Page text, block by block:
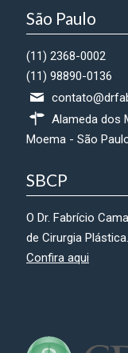
São Paulo
(11) 2368-0002
(11) 98890-0136
Alameda dos
Moema - São
SBCP
O Dr. Fabrício
de Cirurgia Plástica.
Confira aqui